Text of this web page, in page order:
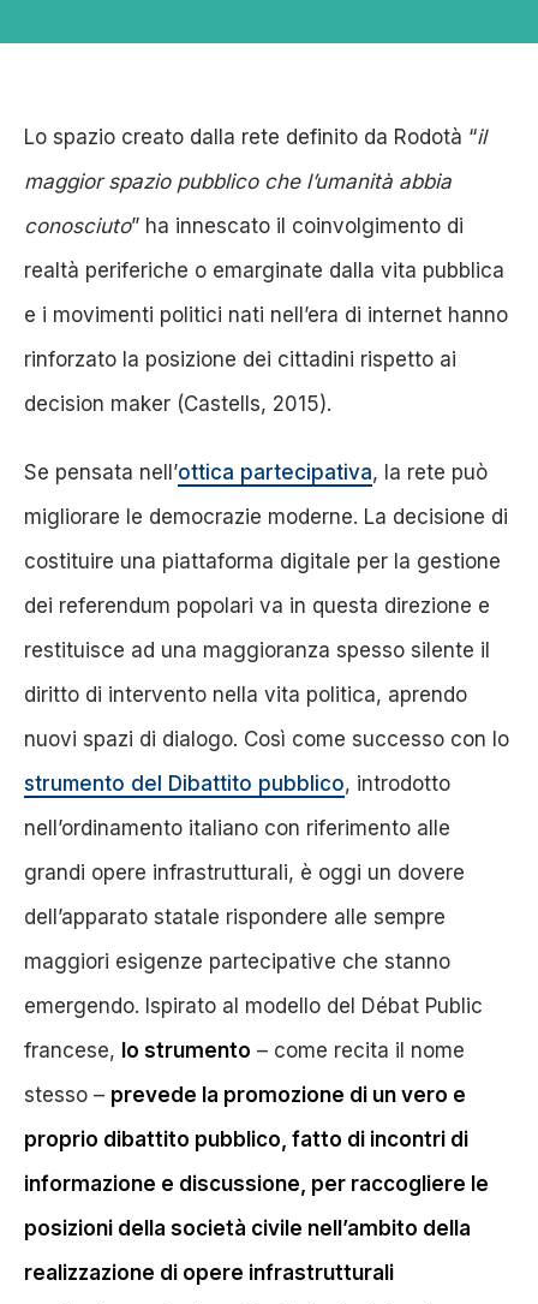
Lo spazio creato dalla rete definito da Rodotà “il
maggior spazio pubblico che l’umanità abbia
conosciuto” ha innescato il coinvolgimento di
realtà periferiche o emarginate dalla vita pubblica
e i movimenti politici nati nell’era di internet hanno
rinforzato la posizione dei cittadini rispetto ai
decision maker (Castells, 2015).
Se pensata nell’ottica partecipativa, la rete può
migliorare le democrazie moderne. La decisione di
costituire una piattaforma digitale per la gestione
dei referendum popolari va in questa direzione e
restituisce ad una maggioranza spesso silente il
diritto di intervento nella vita politica, aprendo
nuovi spazi di dialogo. Così come successo con lo
strumento del Dibattito pubblico, introdotto
nell’ordinamento italiano con riferimento alle
grandi opere infrastrutturali, è oggi un dovere
dell’apparato statale rispondere alle sempre
maggiori esigenze partecipative che stanno
emergendo. Ispirato al modello del Débat Public
francese, lo strumento – come recita il nome
stesso – prevede la promozione di un vero e
proprio dibattito pubblico, fatto di incontri di
informazione e discussione, per raccogliere le
posizioni della società civile nell’ambito della
realizzazione di opere infrastrutturali